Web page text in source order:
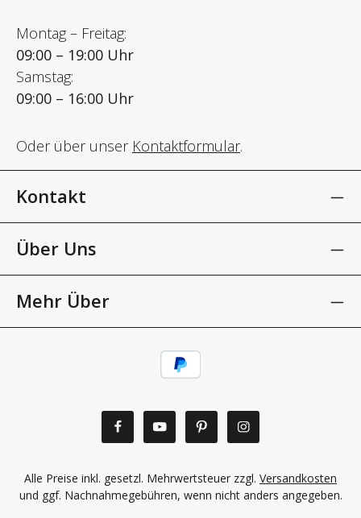
Montag – Freitag:
09:00 – 19:00 Uhr
Samstag:
09:00 – 16:00 Uhr
Oder über unser Kontaktformular.
Kontakt
Über Uns
Mehr Über
Alle Preise inkl. gesetzl. Mehrwertsteuer zzgl. Versandkosten
und ggf. Nachnahmegebühren, wenn nicht anders angegeben.